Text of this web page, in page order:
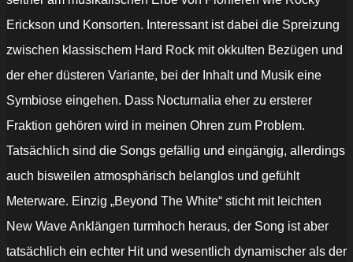
Erickson und Konsorten. Interessant ist dabei die Spreizung
zwischen klassischem Hard Rock mit okkulten Bezügen und
der eher düsteren Variante, bei der Inhalt und Musik eine
Symbiose eingehen. Dass Nocturnalia eher zu ersterer
Fraktion gehören wird in meinen Ohren zum Problem.
Tatsächlich sind die Songs gefällig und eingängig, allerdings
auch bisweilen atmosphärisch belanglos und gefühlt
Meterware. Einzig „Beyond The White“ sticht mit leichten
New Wave Anklängen turmhoch heraus, der Song ist aber
tatsächlich ein echter Hit und wesentlich dynamischer als der